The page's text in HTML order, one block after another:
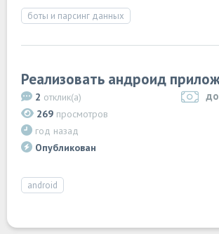
боты и парсинг данных
Реализовать андроид
2 отклик(а)
269 просмотров
год назад
Опубликован
android